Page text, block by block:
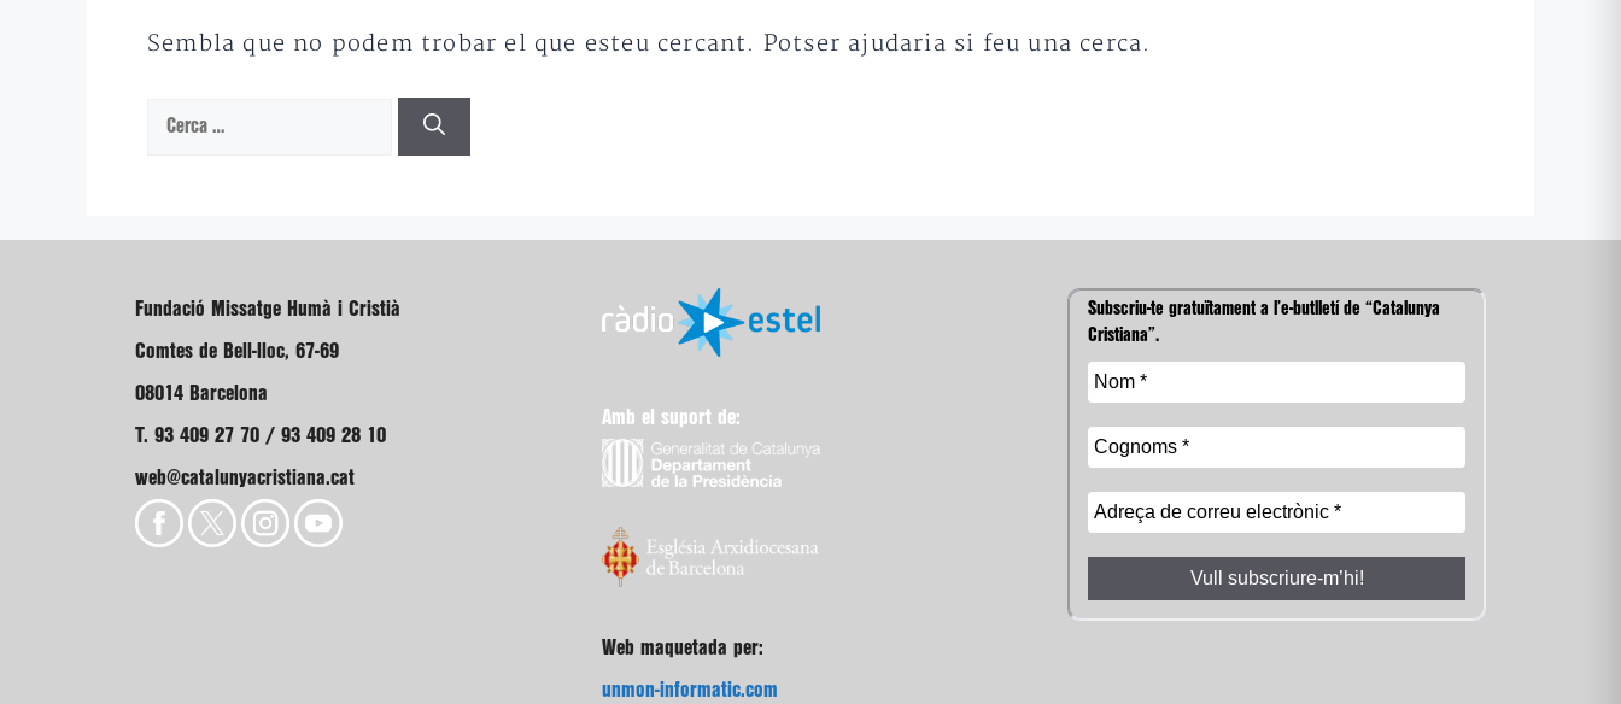
Sembla que no podem trobar el que esteu cercant. Potser ajudaria si feu una cerca.
Cerca:
Fundació Missatge Humà i Cristià
Comtes de Bell-lloc, 67-69
08014 Barcelona
T. 93 409 27 70 / 93 409 28 10
web@catalunyacristiana.cat
Amb el suport de:
Web maquetada per:
unmon-informatic.com
Subscriu-te gratuïtament a l’e-butlletí de “Catalunya
Cristiana”.